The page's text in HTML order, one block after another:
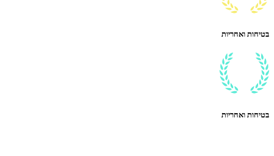
בטיחות ואחריות
בטיחות ואחריות